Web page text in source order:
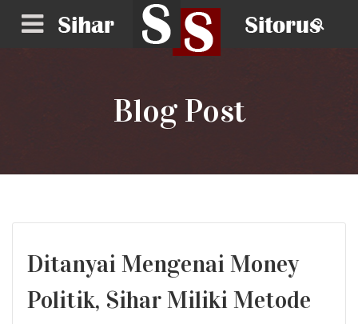
Blog Post
Ditanyai Mengenai Money
Politik, Sihar Miliki Metode